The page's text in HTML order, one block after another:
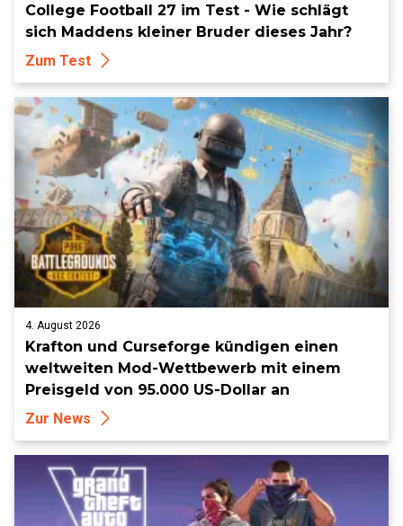
College Football 27 im Test - Wie schlägt
sich Maddens kleiner Bruder dieses Jahr?
Zum Test
4. August 2026
Krafton und Curseforge kündigen einen
weltweiten Mod-Wettbewerb mit einem
Preisgeld von 95.000 US-Dollar an
Zur News